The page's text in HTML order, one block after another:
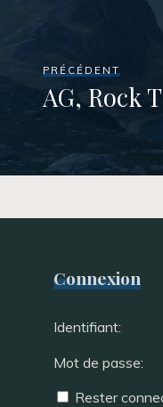
PRÉCÉDENT
AG, Rock
Connexion
Identifiant:
Mot de passe:
Rester